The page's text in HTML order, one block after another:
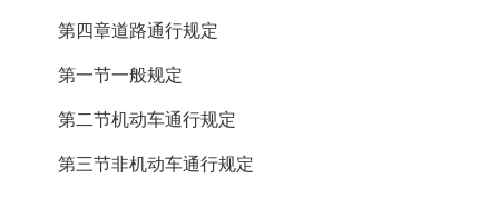
第四章道路通行规定
第一节一般规定
第二节机动车通行规定
第三节非机动车通行规定